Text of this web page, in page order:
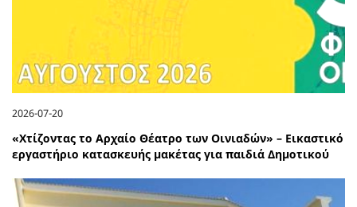
2026-07-20
«Χτίζοντας το Αρχαίο Θέατρο των Οινιαδών» – Εικαστικό
εργαστήριο κατασκευής μακέτας για παιδιά Δημοτικού